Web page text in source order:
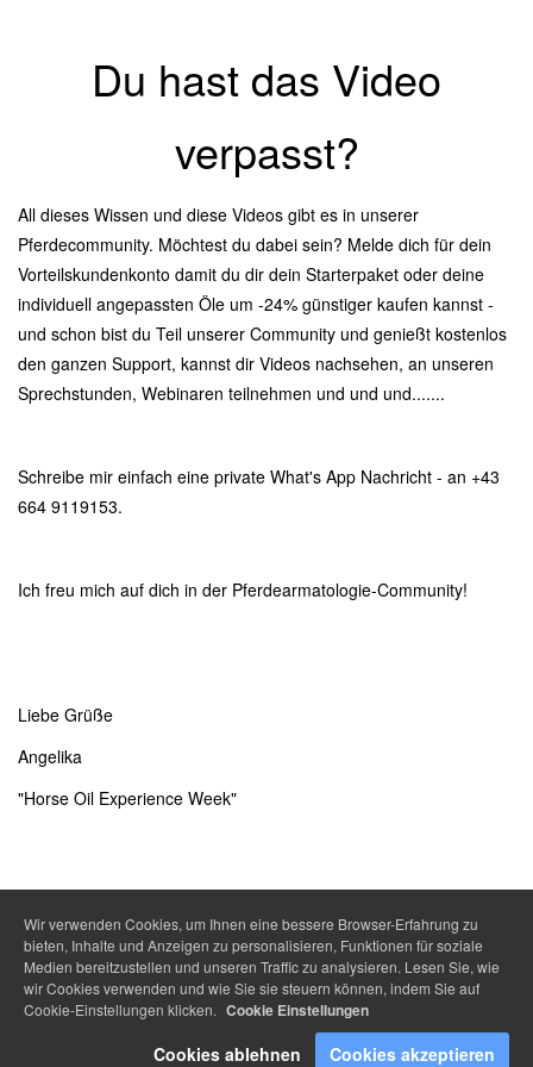
Du hast das Video
verpasst?
All dieses Wissen und diese Videos gibt es in unserer
Pferdecommunity. Möchtest du dabei sein? Melde dich für dein
Vorteilskundenkonto damit du dir dein Starterpaket oder deine
individuell angepassten Öle um -24% günstiger kaufen kannst -
und schon bist du Teil unserer Community und genießt kostenlos
den ganzen Support, kannst dir Videos nachsehen, an unseren
Sprechstunden, Webinaren teilnehmen und und und.......
Schreibe mir einfach eine private What's App Nachricht - an +43
664 9119153.
Ich freu mich auf dich in der Pferdearmatologie-Community!
Liebe Grüße
Angelika
"Horse Oil Experience Week"
Wir verwenden Cookies, um Ihnen eine bessere Browser-Erfahrung zu
bieten, Inhalte und Anzeigen zu personalisieren, Funktionen für soziale
Medien bereitzustellen und unseren Traffic zu analysieren. Lesen Sie, wie
wir Cookies verwenden und wie Sie sie steuern können, indem Sie auf
Cookie-Einstellungen klicken. Cookie Einstellungen
Cookies ablehnen Cookies akzeptieren